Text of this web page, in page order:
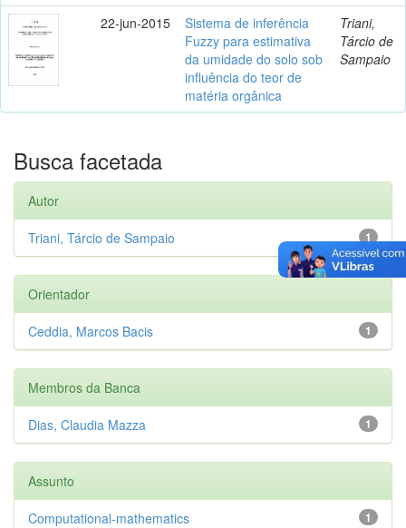
22-jun-2015
Sistema de inferência
Fuzzy para estimativa
da umidade do solo sob
influência do teor de
matéria orgânica
Triani,
Tárcio de
Sampaio
Busca facetada
Autor
1
Triani, Tárcio de Sampaio
Orientador
1
Ceddia, Marcos Bacis
Membros da Banca
1
Dias, Claudia Mazza
Assunto
1
Computational-mathematics